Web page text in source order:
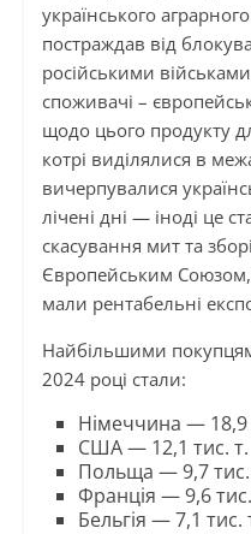
українського
постраждав від
російськими
споживачі –
щодо цього продукту
котрі виділялися в
вичерпувалися
лічені дні — іноді це
скасування мит та
Європейським Союзом,
мали рентабельні
Найбільшими
2024 році стали:
Німеччина — 18,9
США — 12,1 тис. т.
Польща — 9,7 тис.
Франція — 9,6
Бельгія — 7,1 тис.